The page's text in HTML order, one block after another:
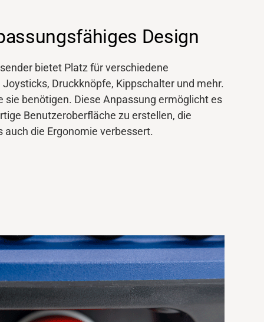
Design
bietet Platz für verschiedene
Druckknöpfe, Kippschalter und mehr.
sie benötigen. Diese Anpassung ermöglicht es
Benutzeroberfläche zu erstellen, die
die Ergonomie verbessert.